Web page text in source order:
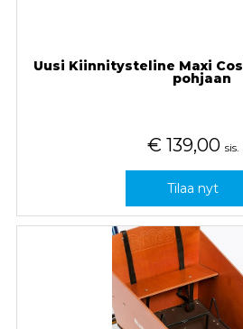
Uusi Kiinnitysteline Maxi
pohjaan
€ 139,00
Tilaa nyt